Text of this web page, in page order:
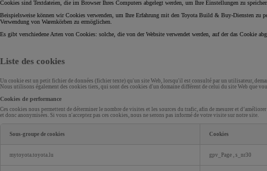
Cookies sind Textdateien, die im Browser Ihres Computers abgelegt werden, um Ihre Einstellungen zu
Beispielsweise können wir Cookies verwenden, um Ihre Erfahrung mit den Toyota Build & Buy-Diensten zu
Verwendung von Warenkörben zu ermöglichen.
Es gibt verschiedene Arten von Cookies: solche, die von der Website verwendet werden, auf der das Cookie
Liste des cookies
Un cookie est un petit fichier de données (fichier texte) qu'un site Web, lorsqu'il est consulté par un utilisateur,
Nous utilisons également des cookies tiers, qui sont des cookies d'un domaine différent de celui du site Web que
Cookies de performance
Ces cookies nous permettent de déterminer le nombre de visites et les sources du trafic, afin de mesurer et
et donc anonymisées. Si vous n'acceptez pas ces cookies, nous ne serons pas informé de votre visite sur notre site.
Sous-groupe de cookies Cookies
mytoyota.toyota.lu gpv_Page , s_nr30